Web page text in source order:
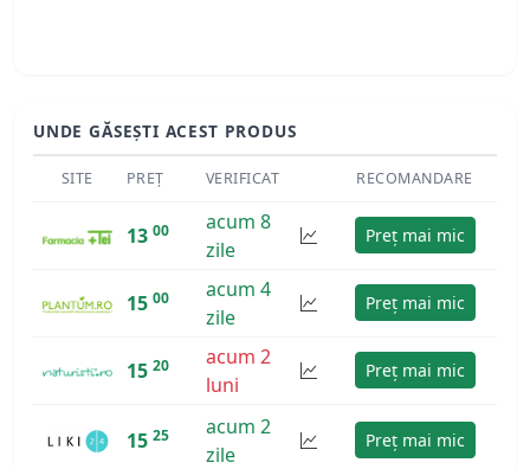
UNDE GĂSEȘTI ACEST PRODUS
SITE PREȚ VERIFICAT RECOMANDARE
13 00
acum 8
zile
Preț mai mic
15 00
acum 4
zile
Preț mai mic
15 20
acum 2
luni
Preț mai mic
15 25
acum 2
zile
Preț mai mic